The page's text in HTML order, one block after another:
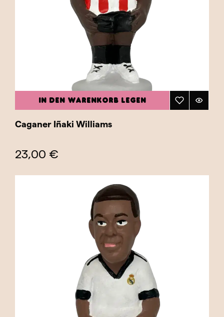
IN DEN WARENKORB LEGEN
Caganer Iñaki Williams
23,00 €